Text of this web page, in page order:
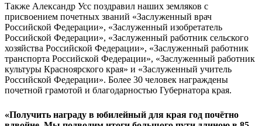
Также Александр Усс поздравил наших земляков с
присвоением почетных званий «Заслуженный врач
Российской Федерации», «Заслуженный изобретатель
Российской Федерации», «Заслуженный работник сельского
хозяйства Российской Федерации», «Заслуженный работник
транспорта Российской Федерации», «Заслуженный работник
культуры Красноярского края» и «Заслуженный учитель
Российской Федерации». Более 30 человек награждены
почетной грамотой и благодарностью Губернатора края.
«Получить награду в юбилейный для края год почётно